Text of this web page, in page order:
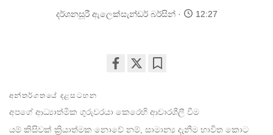
දර්ශනසූරී ඇලෙක්සැන්ඩර් බර්සින් 12:27
facebook
අන්තර්ගතයේ දළසටහන
අපගේ ආධ්‍යාත්මික ගුරුවරයා කෙරෙහි ආචාරශීලී වීම
යම් කිසිවක් ක්‍රියාත්මක නොවේ නම්, සාමාන්‍ය දැනීම භාවිත කොට